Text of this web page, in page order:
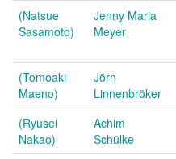
(Natsue
Sasamoto)
Jenny Maria
Meyer
(Tomoaki
Maeno)
Jörn
Linnenbröker
(Ryusei
Nakao)
Achim
Schülke